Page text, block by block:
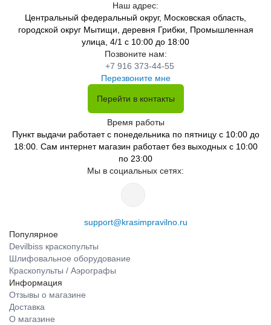
Наш адрес:
Центральный федеральный округ, Московская область,
городской округ Мытищи, деревня Грибки, Промышленная
улица, 4/1 с 10:00 до 18:00
Позвоните нам:
+7 916 373-44-55
Перезвоните мне
Перейти в контакты
Время работы
Пункт выдачи работает с понедельника по пятницу с 10:00 до
18:00. Сам интернет магазин работает без выходных с 10:00
по 23:00
Мы в социальных сетях:
support@krasimpravilno.ru
Популярное
Devilbiss краскопульты
Шлифовальное оборудование
Краскопульты / Аэрографы
Информация
Отзывы о магазине
Доставка
О магазине